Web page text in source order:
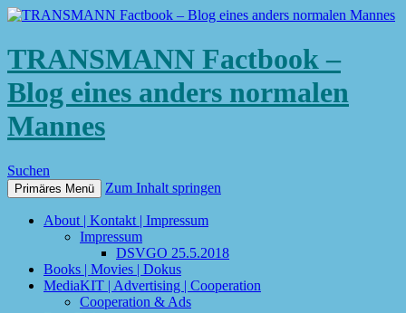
TRANSMANN Factbook –
Blog eines anders normalen
Mannes
Suchen
Primäres Menü Zum Inhalt springen
About | Kontakt | Impressum
Impressum
DSVGO 25.5.2018
Books | Movies | Dokus
MediaKIT | Advertising | Cooperation
Cooperation & Ads